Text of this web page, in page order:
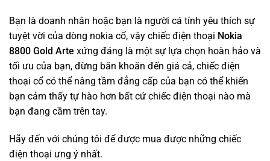
Bạn là doanh nhân hoặc bạn là người cá tính yêu thích sự
tuyệt vời của dòng nokia cổ, vậy chiếc điện thoại Nokia
8800 Gold Arte xứng đáng là một sự lựa chọn hoàn hảo và
tối ưu của bạn, đừng băn khoăn đến giá cả, chiếc điện
thoại cổ có thể nâng tầm đẳng cấp của bạn có thể khiến
bạn cảm thấy tự hào hơn bất cứ chiếc điện thoại nào mà
bạn đang cầm trên tay.
Hãy đến với chúng tôi để được mua được những chiếc
điện thoại ưng ý nhất.